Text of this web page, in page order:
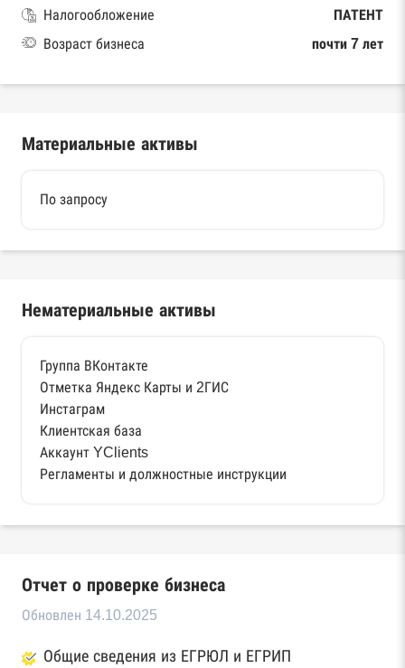
Налогообложение
ПАТЕНТ
Возраст бизнеса
почти 7 лет
Материальные активы
По запросу
Нематериальные активы
Группа ВКонтакте
Отметка Яндекс Карты и 2ГИС
Инстаграм
Клиентская база
Аккаунт YClients
Регламенты и должностные инструкции
Отчет о проверке бизнеса
Обновлен 14.10.2025
Общие сведения из ЕГРЮЛ и ЕГРИП